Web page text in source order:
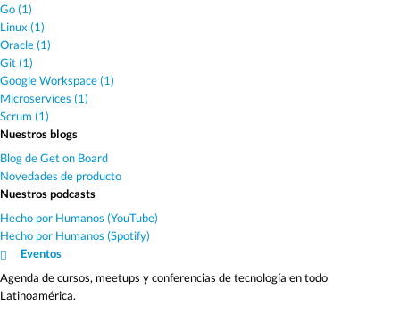
Go (1)
Linux (1)
Oracle (1)
Git (1)
Google Workspace (1)
Microservices (1)
Scrum (1)
Nuestros blogs
Blog de Get on Board
Novedades de producto
Nuestros podcasts
Hecho por Humanos (YouTube)
Hecho por Humanos (Spotify)
Eventos
Agenda de cursos, meetups y conferencias de tecnología en todo
Latinoamérica.